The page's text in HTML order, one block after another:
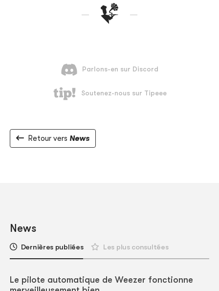
Retour vers News
News
Dernières publiées Les plus consultées
Le pilote automatique de Weezer fonctionne